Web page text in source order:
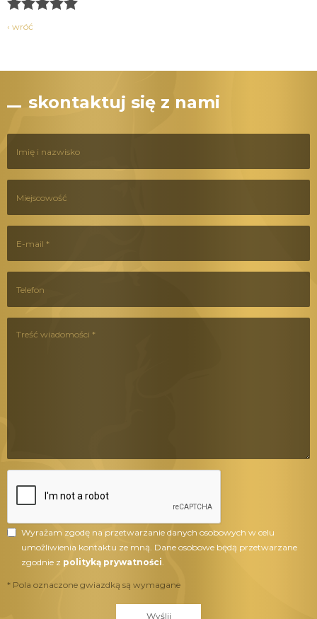
‹ wróć
skontaktuj się z nami
Wyrażam zgodę na przetwarzanie danych osobowych w celu
umożliwienia kontaktu ze mną. Dane osobowe będą przetwarzane
zgodnie z polityką prywatności.
* Pola oznaczone gwiazdką są wymagane
Wyślij